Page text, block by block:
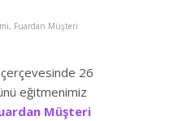
Fuardan Müşteri
26
eğitmenimiz
Müşteri